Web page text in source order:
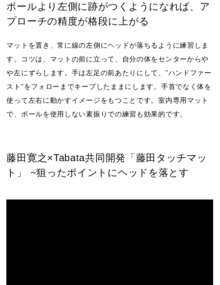
ボールより左側に跡がつくようになれば、ア
プローチの精度が格段に上がる
マットを置き、常に線の左側にヘッドが落ちるように練習しま
す。コツは、マットの前に立って、自分の体をセンターからや
や左にずらします。手は左足の前あたりにして、”ハンドファー
スト”をフォローまでキープしたままにします。手首でなく体を
使って左右に動かすイメージをもつことです。室内専用マット
で、ボールを使用しない素振りでの練習も効果的です。
藤田寛之×Tabata共同開発「藤田タッチマッ
ト」 ~狙ったポイントにヘッドを落とす